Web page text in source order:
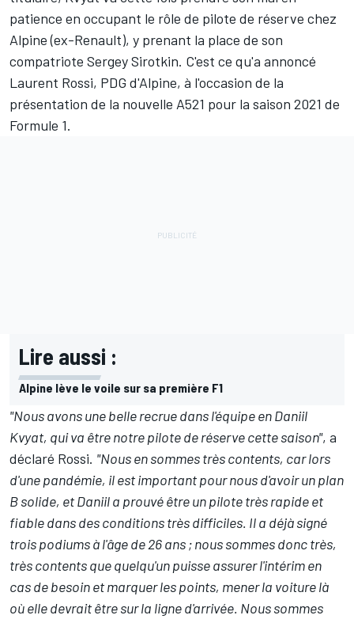
patience en occupant le rôle de pilote de réserve chez
Alpine (ex-Renault), y prenant la place de son
compatriote Sergey Sirotkin. C'est ce qu'a annoncé
Laurent Rossi, PDG d'Alpine, à l'occasion de la
présentation de la nouvelle A521 pour la saison 2021 de
Formule 1.
Lire aussi :
Alpine lève le voile sur sa première F1
"Nous avons une belle recrue dans l'équipe en Daniil
Kvyat, qui va être notre pilote de réserve cette saison", a
déclaré Rossi. "Nous en sommes très contents, car lors
d'une pandémie, il est important pour nous d'avoir un plan
B solide, et Daniil a prouvé être un pilote très rapide et
fiable dans des conditions très difficiles. Il a déjà signé
trois podiums à l'âge de 26 ans ; nous sommes donc très,
très contents que quelqu'un puisse assurer l'intérim en
cas de besoin et marquer les points, mener la voiture là
où elle devrait être sur la ligne d'arrivée. Nous sommes